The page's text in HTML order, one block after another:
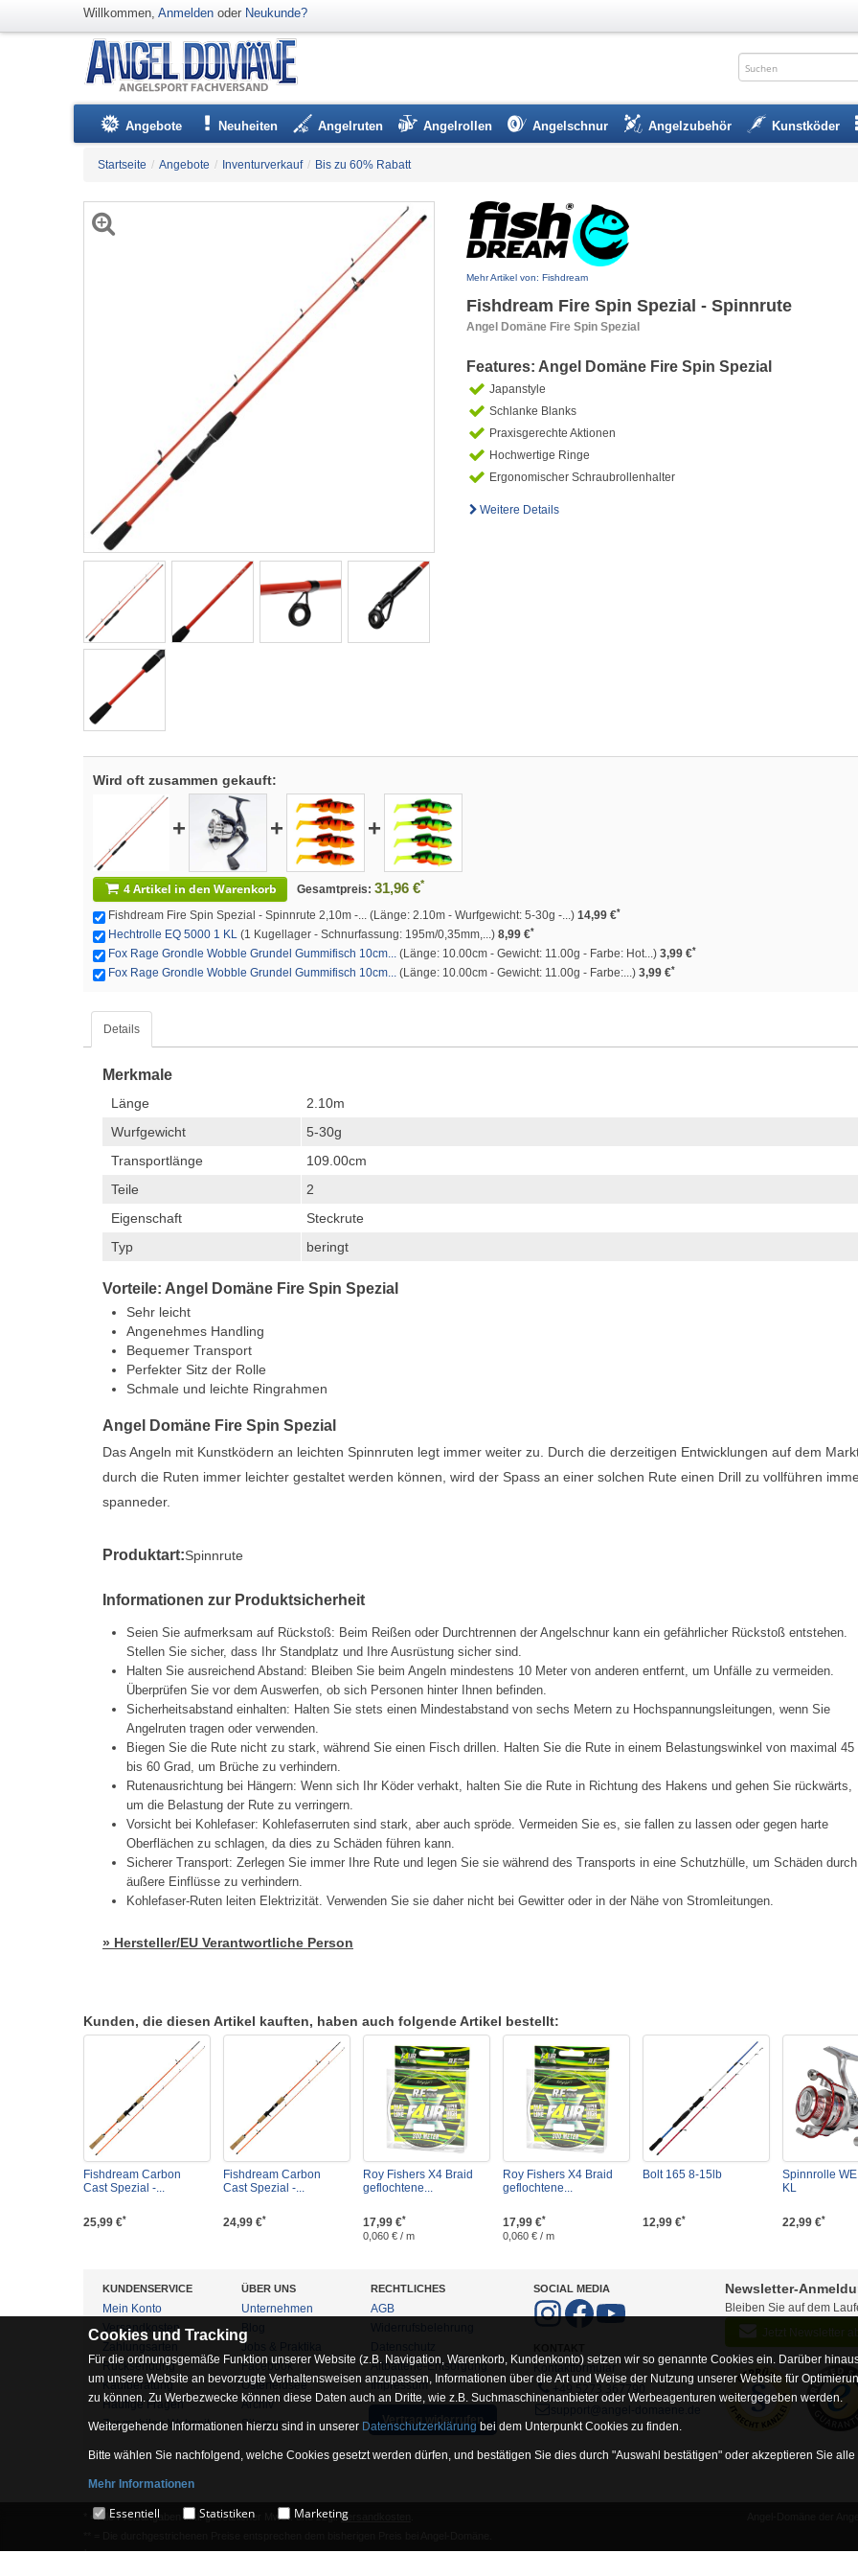
Willkommen, Anmelden oder Neukunde?
Angebote Neuheiten Angelruten Angelrollen Angelschnur Angelzubehör Kunstköder
Startseite / Angebote / Inventurverkauf / Bis zu 60% Rabatt
Mehr Artikel von: Fishdream
Fishdream Fire Spin Spezial - Spinnrute
Angel Domäne Fire Spin Spezial
Features: Angel Domäne Fire Spin Spezial
Japanstyle
Schlanke Blanks
Praxisgerechte Aktionen
Hochwertige Ringe
Ergonomischer Schraubrollenhalter
Weitere Details
Wird oft zusammen gekauft:
+ + +
4 Artikel in den Warenkorb Gesamtpreis: 31,96 €*
Fishdream Fire Spin Spezial - Spinnrute 2,10m -... (Länge: 2.10m - Wurfgewicht: 5-30g -...) 14,99 €*
Hechtrolle EQ 5000 1 KL (1 Kugellager - Schnurfassung: 195m/0,35mm,...) 8,99 €*
Fox Rage Grondle Wobble Grundel Gummifisch 10cm... (Länge: 10.00cm - Gewicht: 11.00g - Farbe: Hot...) 3,99 €*
Fox Rage Grondle Wobble Grundel Gummifisch 10cm... (Länge: 10.00cm - Gewicht: 11.00g - Farbe:...) 3,99 €*
Details
Merkmale
Länge
2.10m
Wurfgewicht
5-30g
Transportlänge
109.00cm
Teile
2
Eigenschaft
Steckrute
Typ
beringt
Vorteile: Angel Domäne Fire Spin Spezial
Sehr leicht
Angenehmes Handling
Bequemer Transport
Perfekter Sitz der Rolle
Schmale und leichte Ringrahmen
Angel Domäne Fire Spin Spezial
Das Angeln mit Kunstködern an leichten Spinnruten legt immer weiter zu. Durch die derzeitigen Entwicklungen auf dem
durch die Ruten immer leichter gestaltet werden können, wird der Spass an einer solchen Rute einen Drill zu vollführen
spanneder.
Produktart:Spinnrute
Informationen zur Produktsicherheit
Seien Sie aufmerksam auf Rückstoß: Beim Reißen oder Durchtrennen der Angelschnur kann ein gefährlicher Rückstoß entstehen.
Stellen Sie sicher, dass Ihr Standplatz und Ihre Ausrüstung sicher sind.
Halten Sie ausreichend Abstand: Bleiben Sie beim Angeln mindestens 10 Meter von anderen entfernt, um Unfälle zu vermeiden.
Überprüfen Sie vor dem Auswerfen, ob sich Personen hinter Ihnen befinden.
Sicherheitsabstand einhalten: Halten Sie stets einen Mindestabstand von sechs Metern zu Hochspannungsleitungen, wenn Sie
Angelruten tragen oder verwenden.
Biegen Sie die Rute nicht zu stark, während Sie einen Fisch drillen. Halten Sie die Rute in einem Belastungswinkel von maximal 45
bis 60 Grad, um Brüche zu verhindern.
Rutenausrichtung bei Hängern: Wenn sich Ihr Köder verhakt, halten Sie die Rute in Richtung des Hakens und gehen Sie rückwärts,
um die Belastung der Rute zu verringern.
Vorsicht bei Kohlefaser: Kohlefaserruten sind stark, aber auch spröde. Vermeiden Sie es, sie fallen zu lassen oder gegen harte
Oberflächen zu schlagen, da dies zu Schäden führen kann.
Sicherer Transport: Zerlegen Sie immer Ihre Rute und legen Sie sie während des Transports in eine Schutzhülle, um Schäden durch
äußere Einflüsse zu verhindern.
Kohlefaser-Ruten leiten Elektrizität. Verwenden Sie sie daher nicht bei Gewitter oder in der Nähe von Stromleitungen.
» Hersteller/EU Verantwortliche Person
Kunden, die diesen Artikel kauften, haben auch folgende Artikel bestellt:
Fishdream Carbon
Cast Spezial -...
25,99 €*
Fishdream Carbon
Cast Spezial -...
24,99 €*
Roy Fishers X4 Braid
geflochtene...
17,99 €*
0,060 € / m
Roy Fishers X4 Braid
geflochtene...
17,99 €*
0,060 € / m
Bolt 165 8-15lb
12,99 €*
Spinnrolle
KL
22,99 €*
KUNDENSERVICE
Mein Konto
Versandkosten
Rücksendung
Kaufberatung
Häufige Fragen
Zur mobilen Webseite
ÜBER UNS
Unternehmen
Jobs & Praktika
Facebook
Osterfeldsee
Archiv
Sitemap
RECHTLICHES
AGB
Altbatterie-Entsorgung
Impressum
Vertrag widerrufen
SOCIAL MEDIA
Kontaktformular
Newsletter-
Bleiben Sie auf dem
Jetzt Newsletter
* = Alle Preisangaben inkl. gesetzlicher MwSt. und zzgl.Versandkosten
1= Gilt für angegebenes Lieferland. Lieferzeiten für andere Länder sieheVersandinfoseite.
Cookies und Tracking
Für die ordnungsgemäße Funktion unserer Website (z.B. Navigation, Warenkorb, Kundenkonto) setzen wir so genannte Cookies ein. Darüber
um unsere Website an bevorzugte Verhaltensweisen anzupassen, Informationen über die Art und Weise der Nutzung unserer Website für
zu können. Zu Werbezwecke können diese Daten auch an Dritte, wie z.B. Suchmaschinenanbieter oder Werbeagenturen weitergegeben werden.
Weitergehende Informationen hierzu sind in unserer Datenschutzerklärung bei dem Unterpunkt Cookies zu finden.
Bitte wählen Sie nachfolgend, welche Cookies gesetzt werden dürfen, und bestätigen Sie dies durch "Auswahl bestätigen" oder akzeptieren Sie
Mehr Informationen
Essentiell
Essentiell Statistiken Marketing